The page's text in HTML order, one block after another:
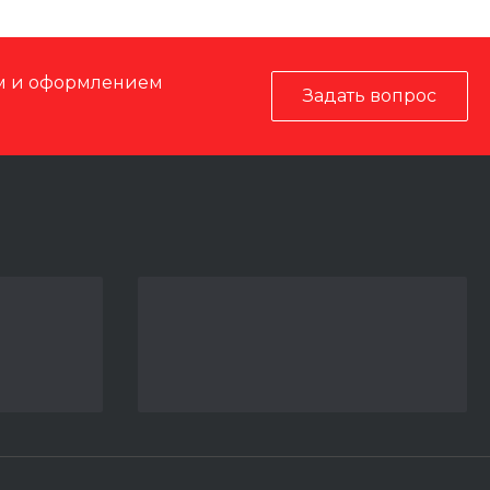
и оформлением
Задать вопрос